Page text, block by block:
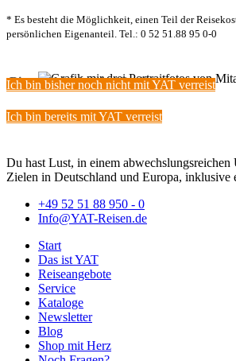
* Es besteht die Möglichkeit, einen Teil der
persönlichen Eigenanteil. Tel.: 0 52 51.88 95 0-0
Bitte wähle eine der Optionen:
Ich bin bisher noch nicht mit YAT verreist
Ich bin bereits mit YAT verreist
Du hast Lust, in einem abwechslungsreichen
Zielen in Deutschland und Europa, inklusive
+49 52 51 88 950 - 0
Info@YAT-Reisen.de
Start
Das ist YAT
Reiseangebote
Service
Kataloge
Newsletter
Blog
Shop mit Herz